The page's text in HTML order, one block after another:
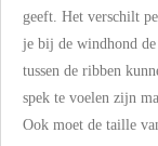
geeft. Het verschilt
je bij de windhond
tussen de ribben
spek te voelen zijn
Ook moet de taille